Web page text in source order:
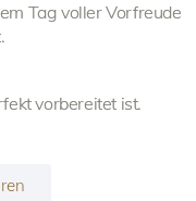
Tag voller Vorfreude
vorbereitet ist.